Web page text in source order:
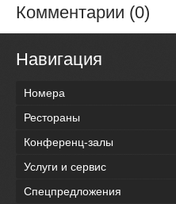
Комментарии (0)
Навигация
Номера
Рестораны
Конференц-залы
Услуги и сервис
Спецпредложения